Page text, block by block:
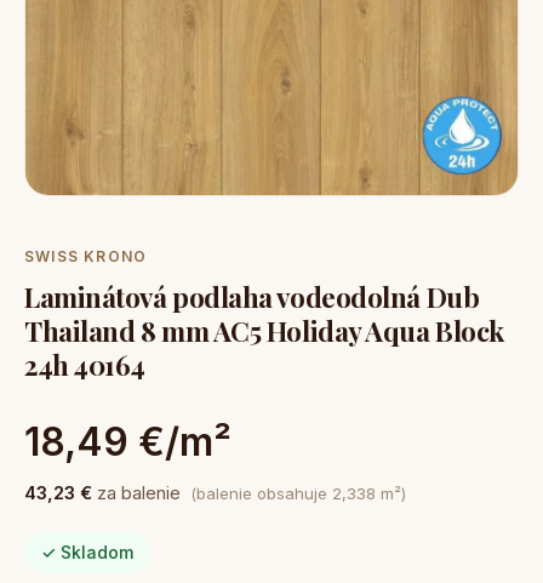
SWISS KRONO
Laminátová podlaha vodeodolná Dub
Thailand 8 mm AC5 Holiday Aqua Block
24h 40164
18,49 €/m²
43,23 € za balenie (balenie obsahuje 2,338 m²)
✓ Skladom